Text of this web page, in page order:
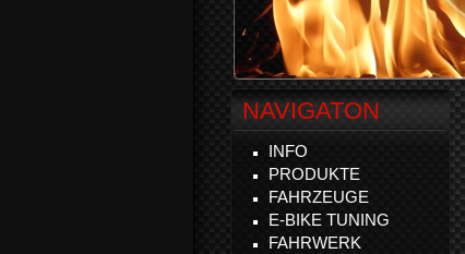
NAVIGATON
INFO
PRODUKTE
FAHRZEUGE
E-BIKE TUNING
FAHRWERK